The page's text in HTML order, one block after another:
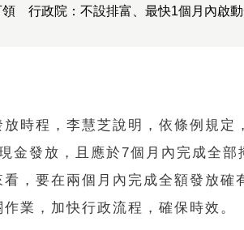
行政院：不設排富、最快1個月內啟動
時程，李慧芝說明，依條例規定
金發放，且應於7個月內完成全部
，要在兩個月內完成全額發放確
業，加快行政流程，確保時效。